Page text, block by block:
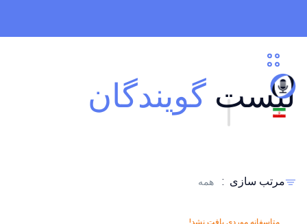
لیست گویندگان
مرتب سازی : همه
متاسفانه موردی یافت نشد!